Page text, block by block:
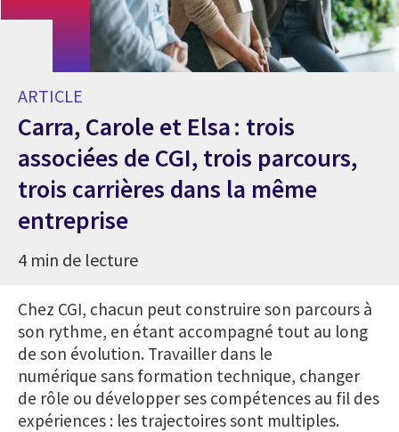
ARTICLE
Carra, Carole et Elsa : trois
associées de CGI, trois parcours,
trois carrières dans la même
entreprise
4 min de lecture
Chez CGI, chacun peut construire son parcours à
son rythme, en étant accompagné tout au long
de son évolution. Travailler dans le
numérique sans formation technique, changer
de rôle ou développer ses compétences au fil des
expériences : les trajectoires sont multiples.